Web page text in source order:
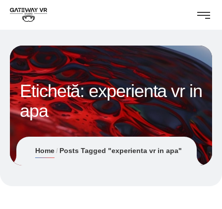
Etichetă:experienta vr in
apa
Home Posts Tagged "experienta vr in apa"